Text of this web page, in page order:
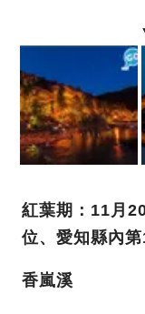
紅葉期：11月
位、愛知縣內
香嵐溪